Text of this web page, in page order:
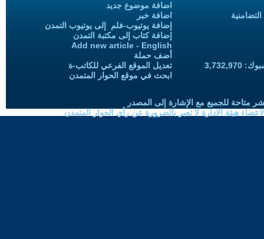
اضافة موضوع جديد
اضافة خبر
إضافة يوتيوب-فلم إلى يوتيوب التمدن
إضافة كتاب إلى مكتبة التمدن
Add new article - English
أضف حملة
تعديل الموقع الفرعي للكاتب-ة
ابحث في موقع الحوار المتمدن
متاحة للجميع مع الإشارة إلى المصدر
هيئة الادارة لا تعبر بالضرورة عن رأي الحوار المتمدن